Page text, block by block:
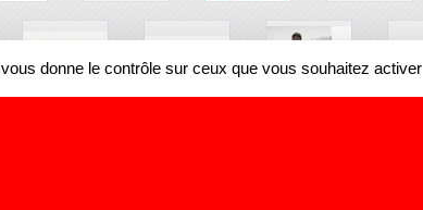
donne le contrôle sur ceux que vous souhaitez activer